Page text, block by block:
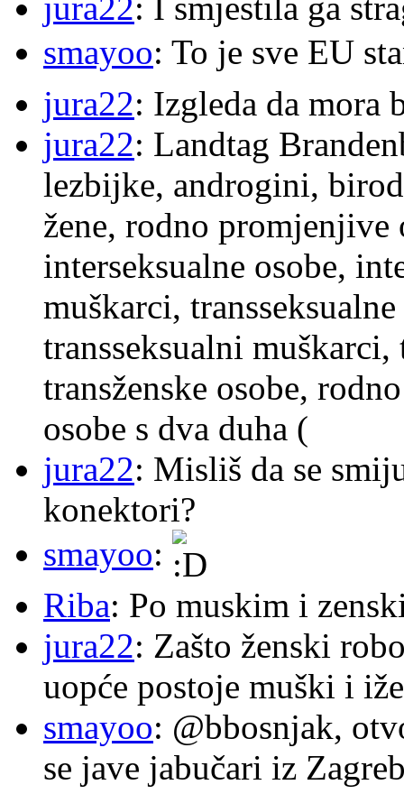
jura22: I smjestila ga
smayoo: To je sve EU
jura22: Izgleda da mora
jura22: Landtag
lezbijke, androgini,
žene, rodno
interseksualne osobe,
muškarci,
transseksualni muškarci,
transženske osobe,
osobe s dva duha (
jura22: Misliš da se
konektori?
smayoo:
Riba: Po muskim i
jura22: Zašto ženski
uopće postoje muški i
smayoo: @bbosnjak,
se jave jabučari iz